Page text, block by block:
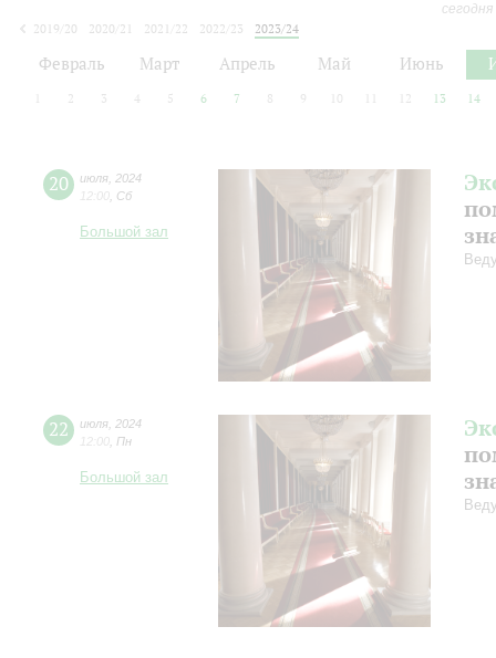
2019/20
2020/21 2021/22 2022/23
2023/24
Февраль Март Апрель Май Июнь
2 3 4 5 6 7 8 9 10 12 13 14
20 июля 2024
12:00 Сб
Большой зал
22 июля 2024
12:00 Пн
Большой зал